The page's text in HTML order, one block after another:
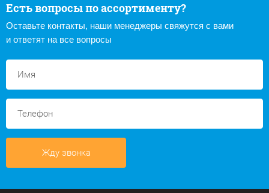
Есть вопросы по ассортименту?
Оставьте контакты, наши менеджеры свяжутся с вами
и ответят на все вопросы
Жду звонка